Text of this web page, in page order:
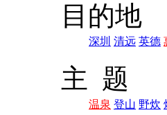
目的地
深圳 清远 英德
主 题
温泉 登山 野炊